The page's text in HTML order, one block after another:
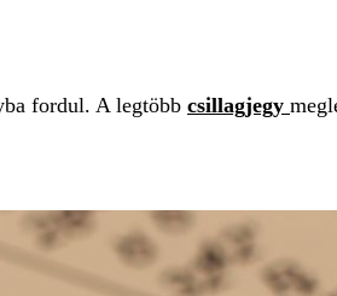
fordul. A legtöbb csillagjegy